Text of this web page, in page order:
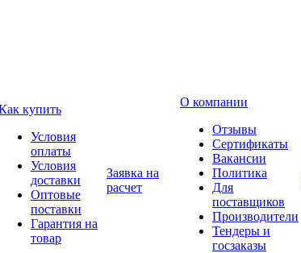
купить
Условия
оплаты
Условия
доставки
Оптовые
поставки
Гарантия на
товар
Заявка на
расчет
О компании
Отзывы
Сертификаты
Вакансии
Политика
Для
поставщиков
Производители
Тендеры и
госзаказы